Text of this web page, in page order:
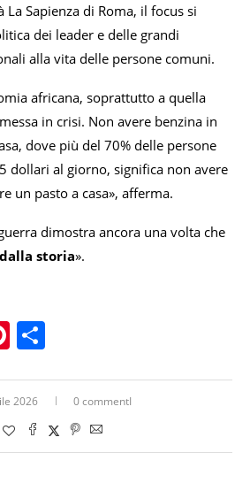
La Sapienza di Roma, il focus si
dei leader e delle grandi
alla vita delle persone comuni.
africana, soprattutto a quella
in crisi. Non avere benzina in
dove più del 70% delle persone
dollari al giorno, significa non avere
un pasto a casa», afferma.
dimostra ancora una volta che
storia».
Pinterest
2026 0 commentI